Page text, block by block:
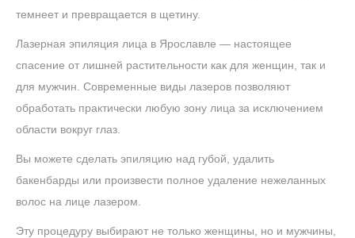
темнеет и превращается в щетину.
Лазерная эпиляция лица в Ярославле — настоящее
спасение от лишней растительности как для женщин, так и
для мужчин. Современные виды лазеров позволяют
обработать практически любую зону лица за исключением
области вокруг глаз.
Вы можете сделать эпиляцию над губой, удалить
бакенбарды или произвести полное удаление нежеланных
волос на лице лазером.
Эту процедуру выбирают не только женщины, но и мужчины,